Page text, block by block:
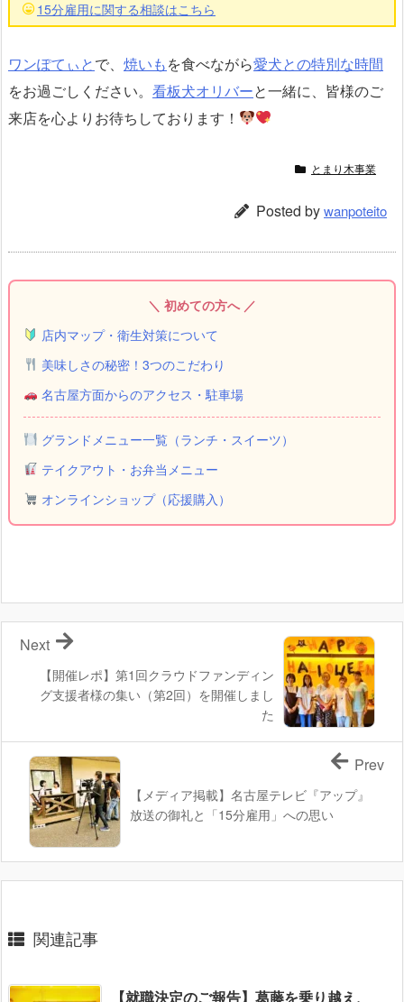
15分雇用に関する相談はこちら
ワンぽてぃとで、 焼いもを食べながら愛犬との特別な時間
をお過ごしください。 看板犬オリバーと一緒に、皆様のご
来店を心よりお待ちしております！
とまり木事業
Posted bywanpoteito
＼ 初めての方へ ／
店内マップ・衛生対策について
美味しさの秘密！3つのこだわり
名古屋方面からのアクセス・駐車場
グランドメニュー一覧（ランチ・スイーツ）
テイクアウト・お弁当メニュー
オンラインショップ（応援購入）
【開催レポ】第1回クラウドファンディン
グ支援者様の集い（第2回）を開催しまし
た
Next
【メディア掲載】名古屋テレビ『アップ』
放送の御礼と「15分雇用」への思い
Prev
関連記事
【就職決定のご報告】葛藤を乗り越え、